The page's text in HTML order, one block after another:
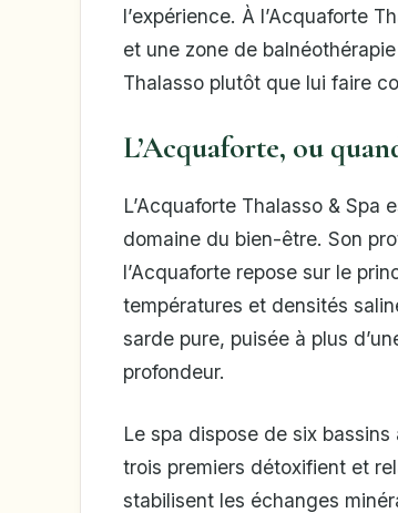
l’expérience. À l’Acquaforte
et une zone de
Thalasso plutôt que lui faire
L’Acquaforte, ou
L’Acquaforte Thalasso &
domaine du bien-être. Son
l’Acquaforte repose sur le
températures et densités
sarde pure, puisée à plus
profondeur.
Le spa dispose de six
trois premiers détoxifient et
stabilisent les échanges